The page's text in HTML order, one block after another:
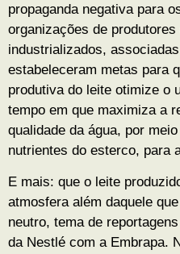
propaganda negativa para
organizações de
industrializados,
estabeleceram metas para
produtiva do leite otimize o
tempo em que maximiza a
qualidade da água, por
nutrientes do esterco, para
E mais: que o leite
atmosfera além daquele
neutro, tema de
da Nestlé com a Embrapa.